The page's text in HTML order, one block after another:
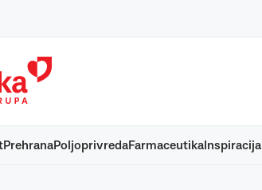
PrehranaPoljoprivredaFarmaceutikaInspiracija